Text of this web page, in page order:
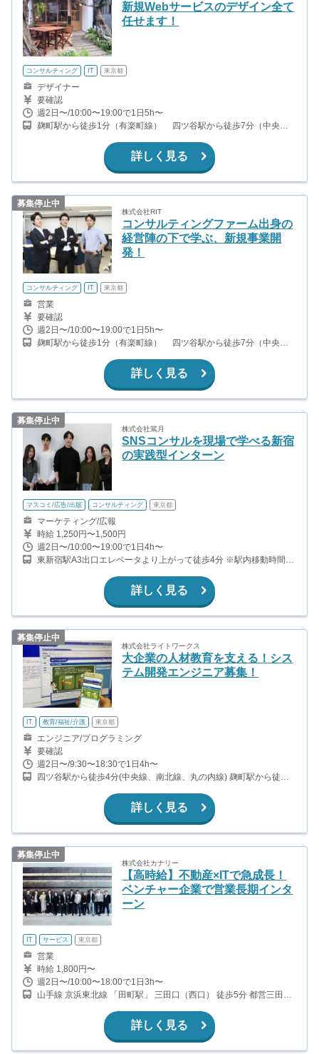
新規Webサービスのデザイン全て
任せます！
コンサルティング IT 東京都
デザイナー
要確認
週2日〜/10:00〜19:00で1日5h〜
麹町駅から徒歩1分（有楽町線） 四ツ谷駅から徒歩7分（中央
詳しく見る
募集停止中
株式会社RIT
コンサルティングファーム出身の
経営陣の下で学ぶ、新規事業開
発！
コンサルティング IT 東京都
営業
要確認
週2日〜/10:00〜19:00で1日5h〜
麹町駅から徒歩1分（有楽町線） 四ツ谷駅から徒歩7分（中央
詳しく見る
募集停止中
株式会社篤月
SNSコンサルを現場で学べる新宿
の実践型インターン
マスコミ/広告/出版 コンサルティング 東京都
マーケティング/広報
時給 1,250円〜1,500円
週2日〜/10:00〜19:00で1日4h〜
東新宿駅A3出口エレベータより上がって徒歩4分 ※駅内移動時間長
詳しく見る
募集停止中
株式会社ライトワークス
大企業の人材教育を支える！シス
テム開発エンジニア募集！
IT 教育/福祉/介護 東京都
エンジニア/プログラミング
要確認
週2日〜/9:30〜18:30で1日4h〜
四ツ谷駅から徒歩4分(中央線、南北線、丸の内線) 麹町駅から徒歩4
詳しく見る
募集停止中
株式会社カナリー
【高時給】不動産×ITで急成長！
ベンチャー企業で営業長期インタ
ーン
IT サービス 東京都
営業
時給 1,800円〜
週2日〜/10:00〜18:00で1日3h〜
山手線 京浜東北線 「田町駅」 三田口（西口） 徒歩5分 都営三田線
詳しく見る